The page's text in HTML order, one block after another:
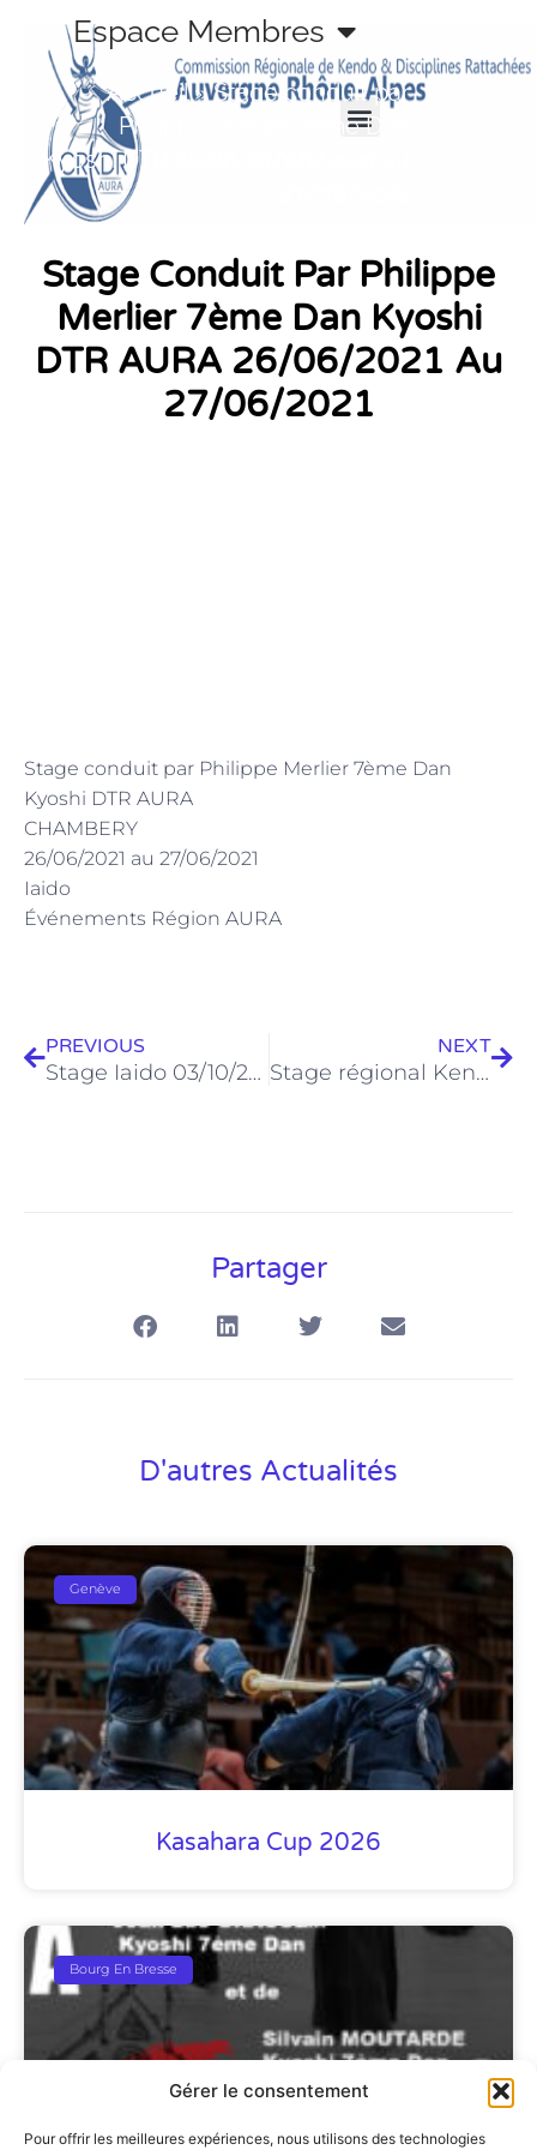
Gérer le consentement
Pour offrir les meilleures expériences, nous utilisons des technologies
contenu
Espace Membres
Accueil»Stage conduit par
Philippe Merlier 7ème Dan
Kyoshi DTR AURA 26/06/2021 au
Stage Conduit Par Philippe
Merlier 7ème Dan Kyoshi
DTR AURA 26/06/2021 Au
27/06/2021
Stage conduit par Philippe Merlier 7ème Dan
Kyoshi DTR AURA
CHAMBERY
26/06/2021 au 27/06/2021
Iaido
Événements Région AURA
PREVIOUS
Stage Iaido 03/10/2020 au 04/10/2020
NEXT
Stage régional Kendo 11/12/2021 au 12/12/2021
Partager
D'autres Actualités
Genève
Kasahara Cup 2026
Bourg En Bresse